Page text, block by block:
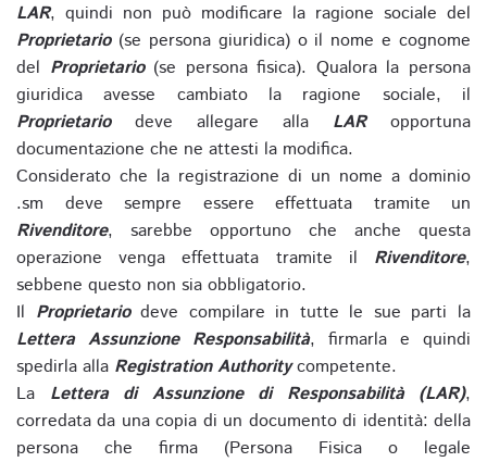
LAR, quindi non può modificare la ragione sociale del
Proprietario(se persona giuridica) o il nome e cognome
del Proprietario(se persona fisica). Qualora la persona
giuridica avesse cambiato la ragione sociale, il
Proprietariodeve allegare alla LARopportuna
documentazione che ne attesti la modifica.
Considerato che la registrazione di un nome a dominio
.sm deve sempre essere effettuata tramite un
Rivenditore, sarebbe opportuno che anche questa
operazione venga effettuata tramite il Rivenditore,
sebbene questo non sia obbligatorio.
Il Proprietariodeve compilare in tutte le sue parti la
Lettera Assunzione Responsabilità, firmarla e quindi
spedirla alla Registration Authoritycompetente.
La Lettera di Assunzione di Responsabilità (LAR),
corredata da una copia di un documento di identità: della
persona che firma (Persona Fisica o legale